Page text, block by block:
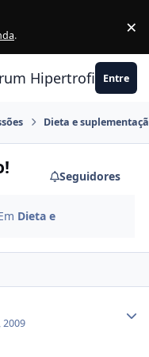
. ×
Hipertrofia.org
Entre
Dieta e
Seguidores
Dieta e
2009